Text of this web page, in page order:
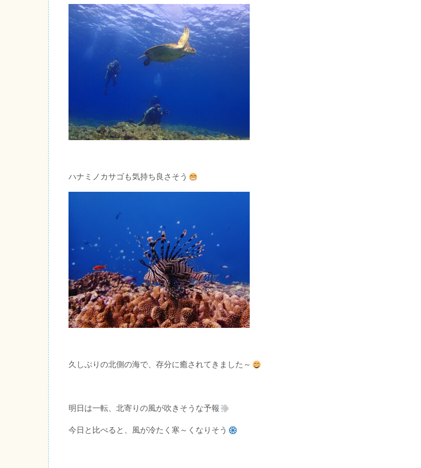
ハナミノカサゴも気持ち良さそう
久しぶりの北側の海で、存分に癒されてきました～
明日は一転、北寄りの風が吹きそうな予報
今日と比べると、風が冷たく寒～くなりそう